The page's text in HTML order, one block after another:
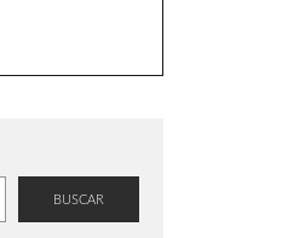
BUSCAR